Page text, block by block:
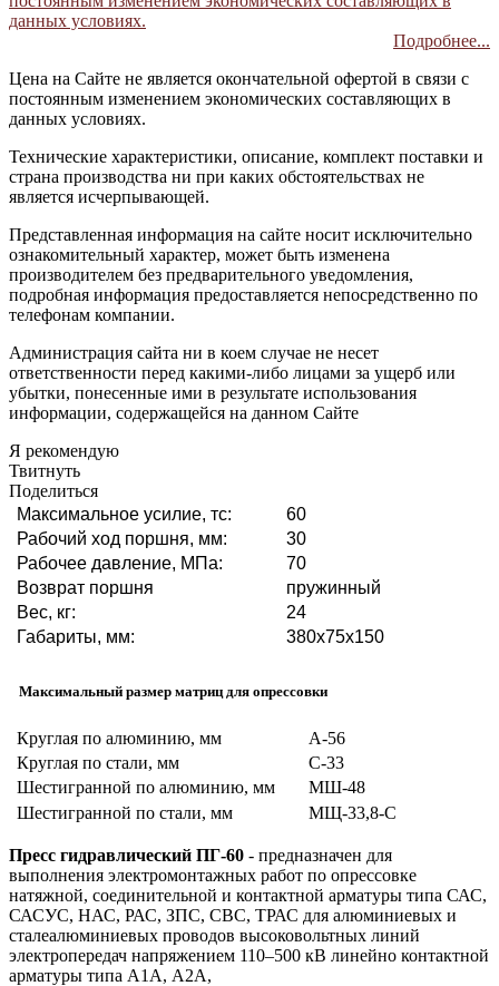
данных условиях.
Подробнее...
Цена на Сайте не является окончательной офертой в связи с
постоянным изменением экономических составляющих в
данных условиях.
Технические характеристики, описание, комплект поставки и
страна производства ни при каких обстоятельствах не
является исчерпывающей.
Представленная информация на сайте носит исключительно
ознакомительный характер, может быть изменена
производителем без предварительного уведомления,
подробная информация предоставляется непосредственно по
телефонам компании.
Администрация сайта ни в коем случае не несет
ответственности перед какими-либо лицами за ущерб или
убытки, понесенные ими в результате использования
информации, содержащейся на данном Сайте
Я рекомендую
Твитнуть
Поделиться
Максимальное усилие, тс:
60
Рабочий ход поршня, мм:
30
Рабочее давление, МПа:
70
Возврат поршня
пружинный
Вес, кг:
24
Габариты, мм:
380х75х150
Максимальный размер матриц для опрессовки
Круглая по алюминию, мм
А-56
Круглая по стали, мм
С-33
Шестигранной по алюминию, мм
МШ-48
Шестигранной по стали, мм
МЩ-33,8-С
Пресс гидравлический ПГ-60 - предназначен для
выполнения электромонтажных работ по опрессовке
натяжной, соединительной и контактной арматуры типа САС,
САСУС, НАС, РАС, ЗПС, СВС, ТРАС для алюминиевых и
сталеалюминиевых проводов высоковольтных линий
электропередач напряжением 110–500 кВ линейно контактной
арматуры типа А1А, А2А,